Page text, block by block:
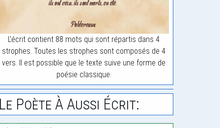
L'écrit contient 88 mots qui sont répartis dans 4
strophes. Toutes les strophes sont composés de 4
vers. Il est possible que le texte suive une forme de
poésie classique.
Poète À Aussi Écrit: